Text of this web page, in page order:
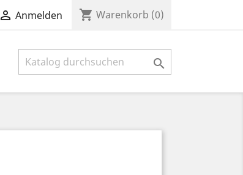
 Anmelden shopping_cart Warenkorb (0)
